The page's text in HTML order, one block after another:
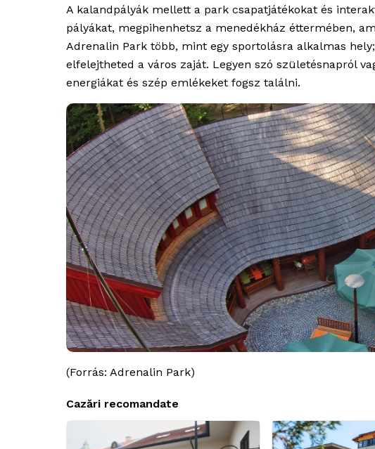
A kalandpályák mellett a park csapatjátékokat és
pályákat, megpihenhetsz a menedékház éttermében,
Adrenalin Park több, mint egy sportolásra alkalmas
elfelejtheted a város zaját. Legyen szó születésnapról
energiákat és szép emlékeket fogsz találni.
(Forrás: Adrenalin Park)
Cazări recomandate